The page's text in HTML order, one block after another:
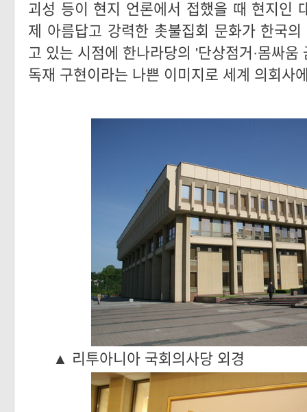
괴성 등이 현지 언론에서 접했을 때 현지인
제 아름답고 강력한 촛불집회 문화가 한국
고 있는 시점에 한나라당의 '단상점거·몸싸
독재 구현이라는 나쁜 이미지로 세계 의회사
▲ 리투아니아 국회의사당 외경